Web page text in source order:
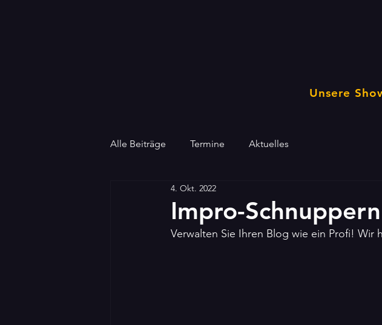
Unsere
Alle Beiträge Termine Aktuelles
Impro-Schnuppern
4. Okt. 2022
Verwalten Sie Ihren Blog wie ein Profi! Wir